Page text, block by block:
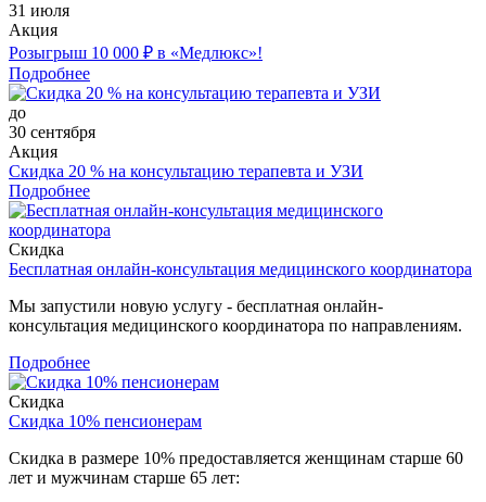
31 июля
Акция
Розыгрыш 10 000 ₽ в «Медлюкс»!
Подробнее
до
30 сентября
Акция
Скидка 20 % на консультацию терапевта и УЗИ
Подробнее
Скидка
Бесплатная онлайн-консультация медицинского координатора
Мы запустили новую услугу - бесплатная онлайн-
консультация медицинского координатора по направлениям.
Подробнее
Скидка
Скидка 10% пенсионерам
Скидка в размере 10% предоставляется женщинам старше 60
лет и мужчинам старше 65 лет: